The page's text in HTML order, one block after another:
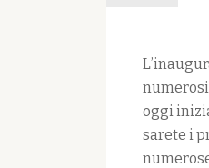
numerosi
oggi
sarete i